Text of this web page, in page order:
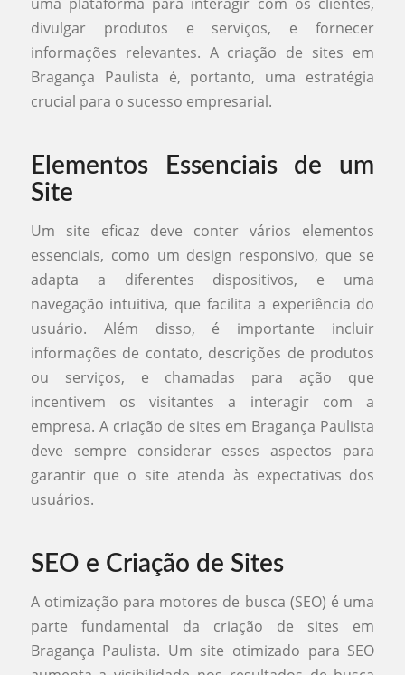
divulgar produtos e serviços, e fornecer
informações relevantes. A criação de sites em
Bragança Paulista é, portanto, uma estratégia
crucial para o sucesso empresarial.
Elementos Essenciais de um
Site
Um site eficaz deve conter vários elementos
essenciais, como um design responsivo, que se
adapta a diferentes dispositivos, e uma
navegação intuitiva, que facilita a experiência do
usuário. Além disso, é importante incluir
informações de contato, descrições de produtos
ou serviços, e chamadas para ação que
incentivem os visitantes a interagir com a
empresa. A criação de sites em Bragança Paulista
deve sempre considerar esses aspectos para
garantir que o site atenda às expectativas dos
usuários.
SEO e Criação de Sites
A otimização para motores de busca (SEO) é uma
parte fundamental da criação de sites em
Bragança Paulista. Um site otimizado para SEO